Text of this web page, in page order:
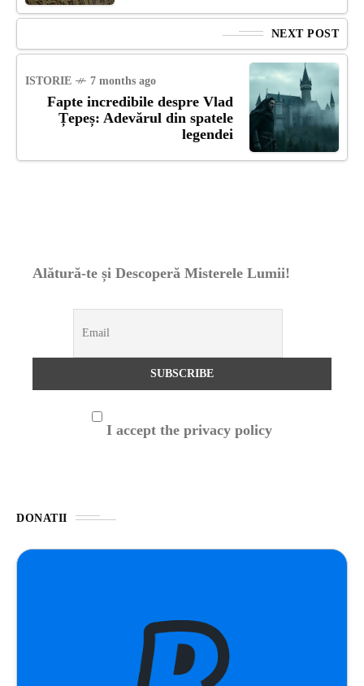
NEXT POST
ISTORIE 7 months ago
Fapte incredibile despre Vlad
Țepeș: Adevărul din spatele
legendei
Alătură-te și Descoperă Misterele Lumii!
I accept the privacy policy
DONATII